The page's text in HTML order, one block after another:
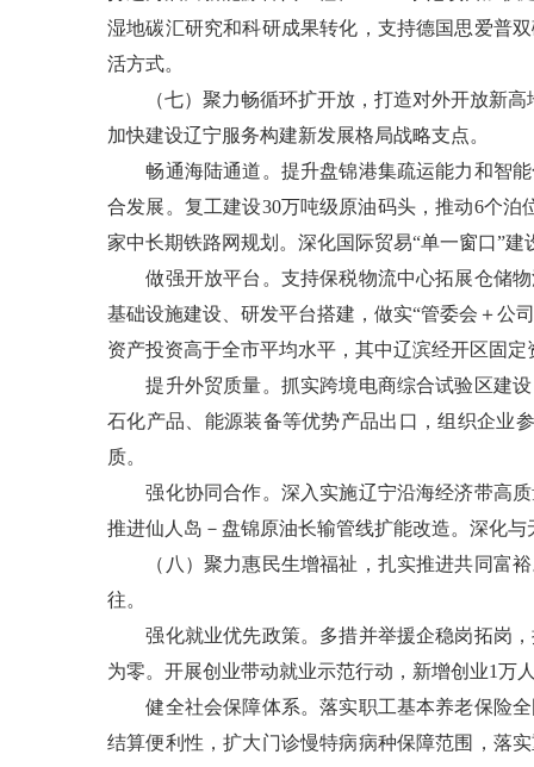
湿地碳汇研究和科研成果转化，支持德国思爱普
活方式。
（七）聚力畅循环扩开放，打造对外开放新高
加快建设辽宁服务构建新发展格局战略支点。
畅通海陆通道。提升盘锦港集疏运能力和智能
合发展。复工建设30万吨级原油码头，推动6个
家中长期铁路网规划。深化国际贸易“单一窗口”
做强开放平台。支持保税物流中心拓展仓储物
基础设施建设、研发平台搭建，做实“管委会＋公
资产投资高于全市平均水平，其中辽滨经开区固
提升外贸质量。抓实跨境电商综合试验区建设
石化产品、能源装备等优势产品出口，组织企业
质。
强化协同合作。深入实施辽宁沿海经济带高质
推进仙人岛－盘锦原油长输管线扩能改造。深化
（八）聚力惠民生增福祉，扎实推进共同富裕
往。
强化就业优先政策。多措并举援企稳岗拓岗，
为零。开展创业带动就业示范行动，新增创业1万
健全社会保障体系。落实职工基本养老保险全
结算便利性，扩大门诊慢特病病种保障范围，落